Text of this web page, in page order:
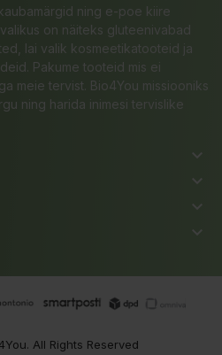
ning e-poe kiire
on näiteks gluteenivabad
lai valik kosmeetikatooteid ja
Pakume tooteid mis ei
meie tervist. Bio4You missiooniks
ning harida inimesi tervislike
keyboard_arrow_down
keyboard_arrow_down
keyboard_arrow_down
keyboard_arrow_down
. All Rights Reserved